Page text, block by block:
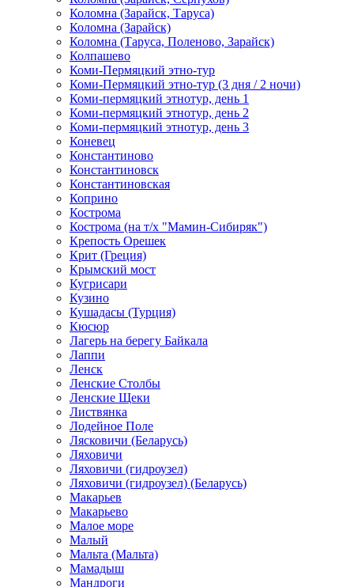
Коломна (Зарайск, Таруса)
Коломна (Зарайск)
Коломна (Таруса, Поленово, Зарайск)
Колпашево
Коми-Пермяцкий этно-тур
Коми-Пермяцкий этно-тур (3 дня / 2 ночи)
Коми-пермяцкий этнотур, день 1
Коми-пермяцкий этнотур, день 2
Коми-пермяцкий этнотур, день 3
Коневец
Константиново
Константиновск
Константиновская
Коприно
Кострома
Кострома (на т/х "Мамин-Сибиряк")
Крепость Орешек
Крит (Греция)
Крымский мост
Кугрисари
Кузино
Кушадасы (Турция)
Кюсюр
Лагерь на берегу Байкала
Лаппи
Ленск
Ленские Столбы
Ленские Щеки
Листвянка
Лодейное Поле
Лясковичи (Беларусь)
Ляховичи
Ляховичи (гидроузел)
Ляховичи (гидроузел) (Беларусь)
Макарьев
Макарьево
Малое море
Малый
Мальта (Мальта)
Мамадыш
Мандроги